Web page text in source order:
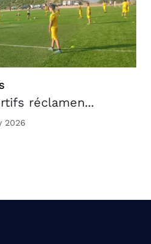
réclamen...
2026